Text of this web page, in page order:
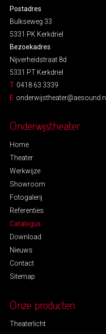
Postadres
Bulkseweg 33
5331 PK Kerkdriel
Bezoekadres
Nijverheidstraat 8d
5331 PT Kerkdriel
T 0418 63 3339
E onderwijstheater@aesound.nl
Onderwijstheater
Home
Theater
Werkwijze
Showroom
Fotogalerij
Referenties
Catalogus
Download
Nieuws
Contact
Sitemap
Onze producten
Theaterlicht